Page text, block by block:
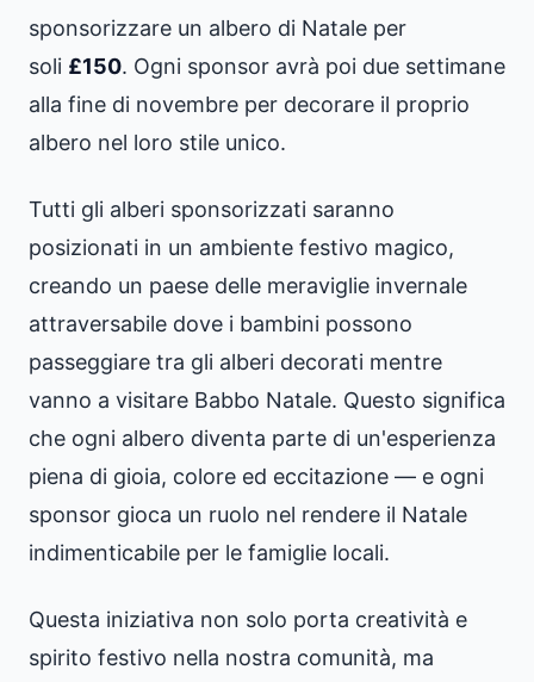
sponsorizzare un albero di Natale per
soli £150. Ogni sponsor avrà poi due settimane
alla fine di novembre per decorare il proprio
albero nel loro stile unico.
Tutti gli alberi sponsorizzati saranno
posizionati in un ambiente festivo magico,
creando un paese delle meraviglie invernale
attraversabile dove i bambini possono
passeggiare tra gli alberi decorati mentre
vanno a visitare Babbo Natale. Questo significa
che ogni albero diventa parte di un'esperienza
piena di gioia, colore ed eccitazione — e ogni
sponsor gioca un ruolo nel rendere il Natale
indimenticabile per le famiglie locali.
Questa iniziativa non solo porta creatività e
spirito festivo nella nostra comunità, ma